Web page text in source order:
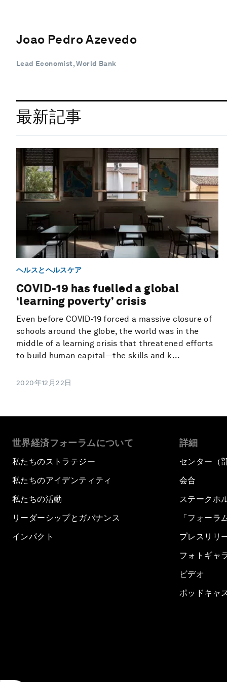
Joao Pedro Azevedo
Lead Economist, World Bank
最新記事
ヘルスとヘルスケア
COVID-19 has fuelled a global
‘learning poverty’ crisis
Even before COVID-19 forced a massive closure of
schools around the globe, the world was in the
middle of a learning crisis that threatened efforts
to build human capital—the skills and k...
2020年12月22日
世界経済フォーラムについて
私たちのストラテジー
私たちのアイデンティティ
私たちの活動
リーダーシップとガバナンス
インパクト
詳細
センター（
会合
ステークホ
「フォーラ
プレスリリ
フォトギャ
ビデオ
ポッドキャ